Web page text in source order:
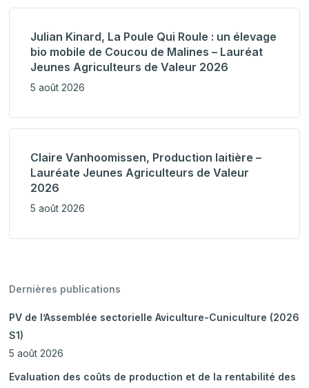
Julian Kinard, La Poule Qui Roule : un élevage
bio mobile de Coucou de Malines – Lauréat
Jeunes Agriculteurs de Valeur 2026
5 août 2026
Claire Vanhoomissen, Production laitière –
Lauréate Jeunes Agriculteurs de Valeur
2026
5 août 2026
Dernières publications
PV de l’Assemblée sectorielle Aviculture-Cuniculture (2026
S1)
5 août 2026
Evaluation des coûts de production et de la rentabilité des